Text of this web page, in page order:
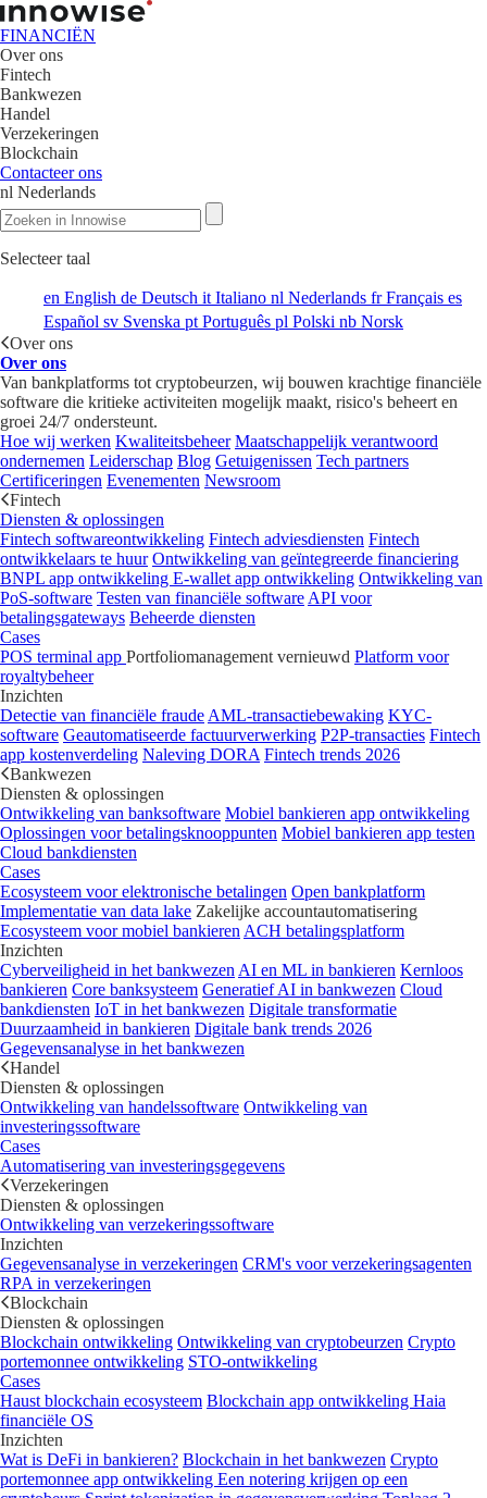
FINANCIËN
Over ons
Fintech
Bankwezen
Handel
Verzekeringen
Blockchain
Contacteer ons
nl Nederlands
Selecteer taal
en English de Deutsch it Italiano nl Nederlands frFrançais es
Español sv Svenska pt Português pl Polski nb Norsk
Over ons
Over ons
Van bankplatforms tot cryptobeurzen, wij bouwen krachtige financiële
software die kritieke activiteiten mogelijk maakt, risico's beheert en
groei 24/7 ondersteunt.
Hoe wij werken Kwaliteitsbeheer Maatschappelijk verantwoord
ondernemen Leiderschap Blog Getuigenissen Tech partners
Certificeringen Evenementen Newsroom
Fintech
Diensten & oplossingen
Fintech softwareontwikkeling Fintech adviesdiensten Fintech
ontwikkelaars te huur Ontwikkeling van geïntegreerde financiering
BNPL app ontwikkeling E-wallet app ontwikkeling Ontwikkeling van
PoS-software Testen van financiële software API voor
betalingsgateways Beheerde diensten
Cases
POS terminal app Portfoliomanagement vernieuwd Platform voor
royaltybeheer
Inzichten
Detectie van financiële fraude AML-transactiebewaking KYC-
software Geautomatiseerde factuurverwerking P2P-transacties Fintech
app kostenverdeling Naleving DORA Fintech trends 2026
Bankwezen
Diensten & oplossingen
Ontwikkeling van banksoftware Mobiel bankieren app ontwikkeling
Oplossingen voor betalingsknooppunten Mobiel bankieren app testen
Cloud bankdiensten
Cases
Ecosysteem voor elektronische betalingen Open bankplatform
Implementatie van data lake Zakelijke accountautomatisering
Ecosysteem voor mobiel bankieren ACH betalingsplatform
Inzichten
Cyberveiligheid in het bankwezen AI en ML in bankieren Kernloos
bankieren Core banksysteem Generatief AI in bankwezen Cloud
bankdiensten IoT in het bankwezen Digitale transformatie
Duurzaamheid in bankieren Digitale bank trends 2026
Gegevensanalyse in het bankwezen
Handel
Diensten & oplossingen
Ontwikkeling van handelssoftware Ontwikkeling van
investeringssoftware
Cases
Automatisering van investeringsgegevens
Verzekeringen
Diensten & oplossingen
Ontwikkeling van verzekeringssoftware
Inzichten
Gegevensanalyse in verzekeringen CRM's voor verzekeringsagenten
RPA in verzekeringen
Blockchain
Diensten & oplossingen
Blockchain ontwikkeling Ontwikkeling van cryptobeurzen Crypto
portemonnee ontwikkeling STO-ontwikkeling
Cases
Haust blockchain ecosysteem Blockchain app ontwikkeling Haia
financiële OS
Inzichten
Wat is DeFi in bankieren? Blockchain in het bankwezen Crypto
portemonnee app ontwikkeling Een notering krijgen op een